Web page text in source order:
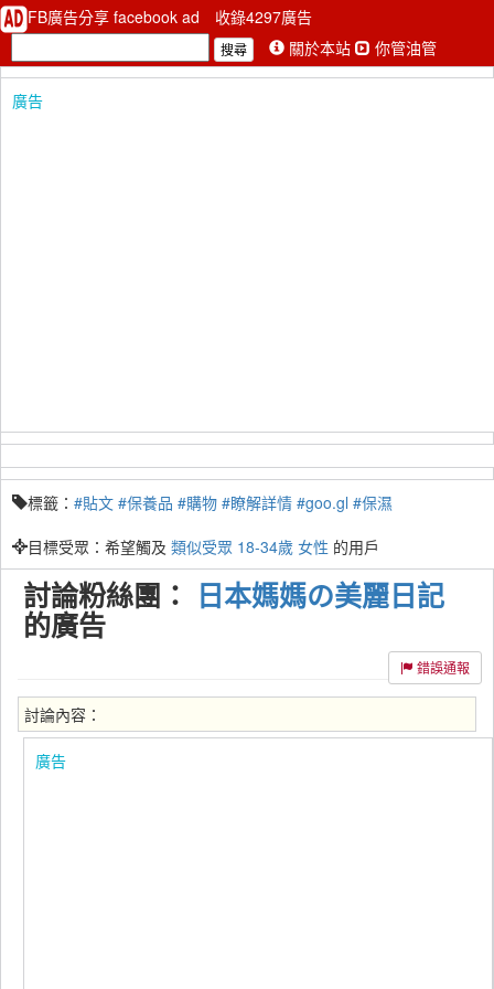
FB廣告分享 facebook ad
收錄4297廣告
關於本站
你管油管
廣告
標籤： #貼文 #保養品 #購物 #瞭解詳情 #goo.gl #保濕
目標受眾：希望觸及 類似受眾 18-34歲 女性 的用戶
討論粉絲團： 日本媽媽の美麗日記
的廣告
錯誤通報
討論內容：
廣告